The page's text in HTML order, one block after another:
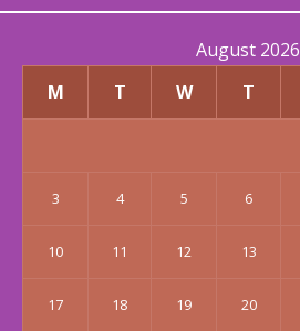
August 2026
M
T W T
3 4 5 6
10 11 12 13
17 18 19 20